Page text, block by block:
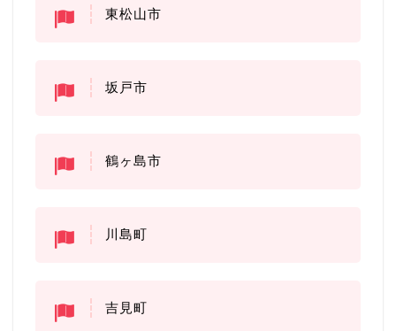
東松山市
坂戸市
鶴ヶ島市
川島町
吉見町